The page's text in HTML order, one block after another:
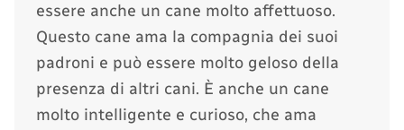
essere anche un cane molto affettuoso.
Questo cane ama la compagnia dei suoi
padroni e può essere molto geloso della
presenza di altri cani. È anche un cane
molto intelligente e curioso, che ama